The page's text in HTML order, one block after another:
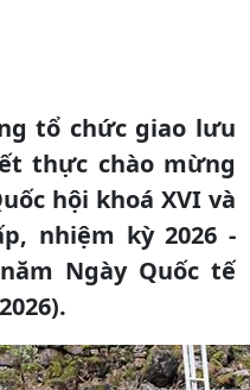
tổ chức giao lưu
thực chào mừng
hội khoá XVI và
nhiệm kỳ 2026 -
Ngày Quốc tế